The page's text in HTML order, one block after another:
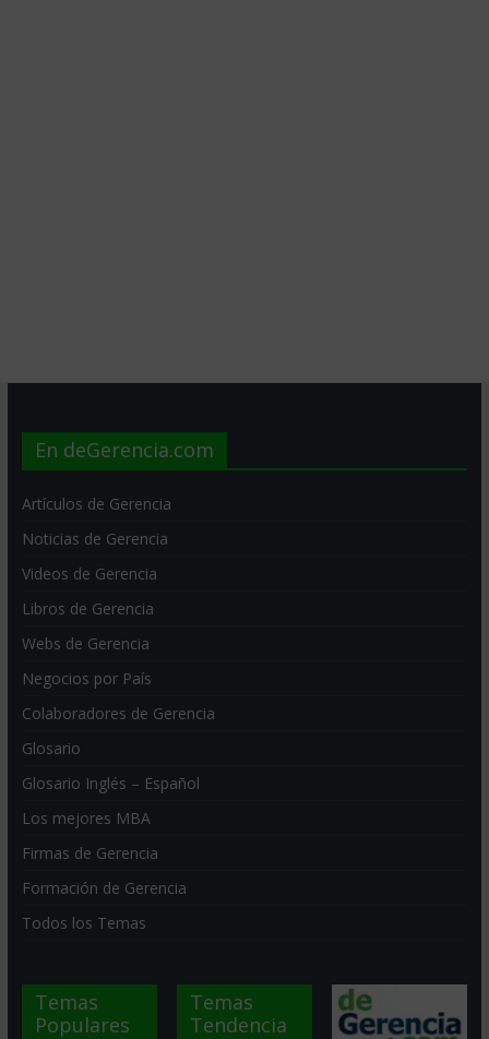
En deGerencia.com
Artículos de Gerencia
Noticias de Gerencia
Videos de Gerencia
Libros de Gerencia
Webs de Gerencia
Negocios por País
Colaboradores de Gerencia
Glosario
Glosario Inglés – Español
Los mejores MBA
Firmas de Gerencia
Formación de Gerencia
Todos los Temas
Temas
Populares
Temas
Tendencia